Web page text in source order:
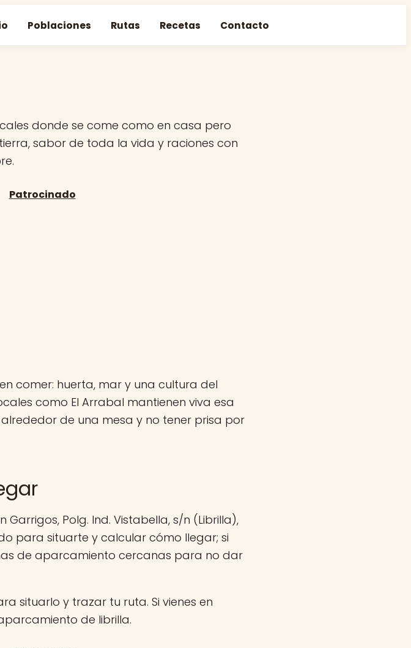
Poblaciones Rutas Recetas Contacto
donde se come como en casa pero
sabor de toda la vida y raciones con
comer: huerta, mar y una cultura del
como El Arrabal mantienen viva esa
de una mesa y no tener prisa por
Polg. Ind. Vistabella, s/n (Librilla),
para situarte y calcular cómo llegar; si
de aparcamiento cercanas para no dar
situarlo y trazar tu ruta. Si vienes en
de librilla.